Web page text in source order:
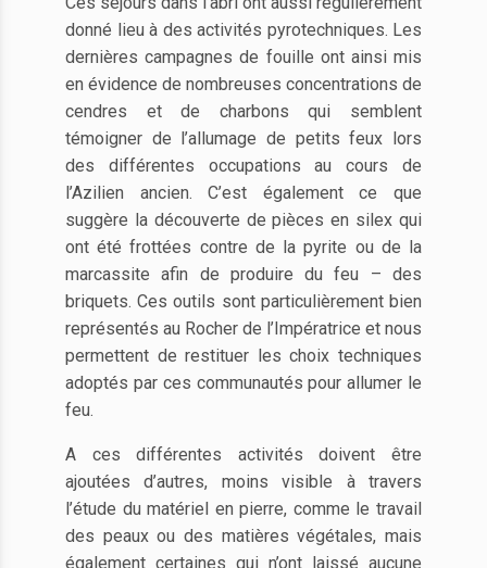
donné lieu à des activités pyrotechniques. Les
dernières campagnes de fouille ont ainsi mis
en évidence de nombreuses concentrations de
cendres et de charbons qui semblent
témoigner de l’allumage de petits feux lors
des différentes occupations au cours de
l’Azilien ancien. C’est également ce que
suggère la découverte de pièces en silex qui
ont été frottées contre de la pyrite ou de la
marcassite afin de produire du feu – des
briquets. Ces outils sont particulièrement bien
représentés au Rocher de l’Impératrice et nous
permettent de restituer les choix techniques
adoptés par ces communautés pour allumer le
feu.
A ces différentes activités doivent être
ajoutées d’autres, moins visible à travers
l’étude du matériel en pierre, comme le travail
des peaux ou des matières végétales, mais
également certaines qui n’ont laissé aucune